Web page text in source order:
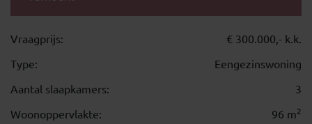
Vraagprijs:
€ 300.000,- k.k.
Type:
Eengezinswoning
Aantal slaapkamers:
3
Woonoppervlakte:
96 m2